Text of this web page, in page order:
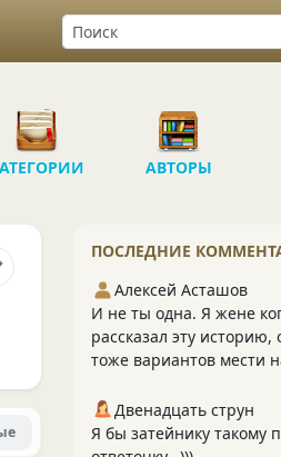
АВТОРЫ
ПОСЛЕДНИЕ
Алексей Асташов
И не ты одна. Я жене
рассказал эту историю,
тоже вариантов мести
Двенадцать струн
Я бы затейнику такому